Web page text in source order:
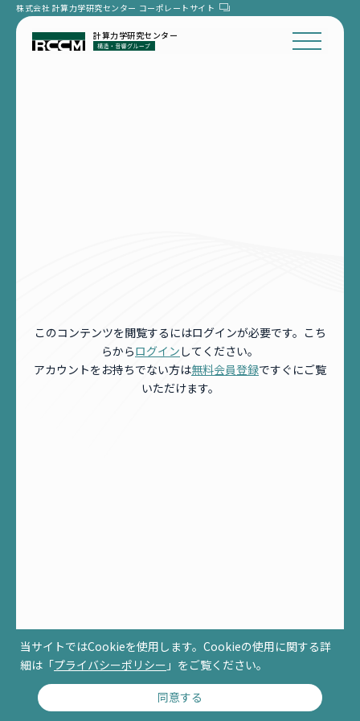
株式会社 計算力学研究センター コーポレートサイト
計算力学研究センター
このコンテンツを閲覧するにはログインが必要です。こち
らからログイン してください。
アカウントをお持ちでない方は無料会員登録ですぐにご覧
いただけます。
© RCCM ALL RIGHTS RESERVED.
当サイトではCookieを使用します。Cookieの使用に関する詳
細は「プライバシーポリシー 」をご覧ください。
同意する